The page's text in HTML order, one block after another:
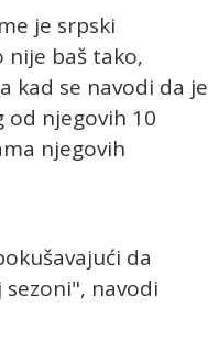
je srpski
nije baš tako,
kad se navodi da je
od njegovih 10
njegovih
da
navodi